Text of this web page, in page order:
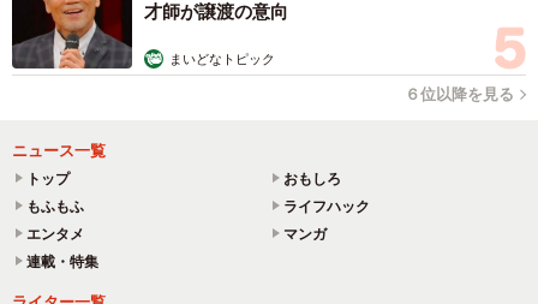
才師が譲渡の意向
まいどなトピック
６位以降を見る
ニュース一覧
トップ
おもしろ
もふもふ
ライフハック
エンタメ
マンガ
連載・特集